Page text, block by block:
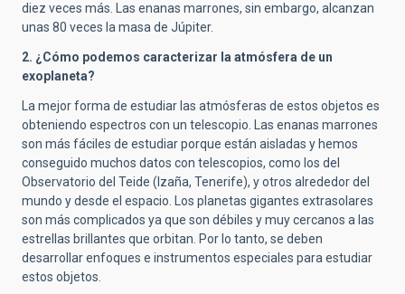
diez veces más. Las enanas marrones, sin embargo, alcanzan
unas 80 veces la masa de Júpiter.
2. ¿Cómo podemos caracterizar la atmósfera de un
exoplaneta?
La mejor forma de estudiar las atmósferas de estos objetos es
obteniendo espectros con un telescopio. Las enanas marrones
son más fáciles de estudiar porque están aisladas y hemos
conseguido muchos datos con telescopios, como los del
Observatorio del Teide (Izaña, Tenerife), y otros alrededor del
mundo y desde el espacio. Los planetas gigantes extrasolares
son más complicados ya que son débiles y muy cercanos a las
estrellas brillantes que orbitan. Por lo tanto, se deben
desarrollar enfoques e instrumentos especiales para estudiar
estos objetos.